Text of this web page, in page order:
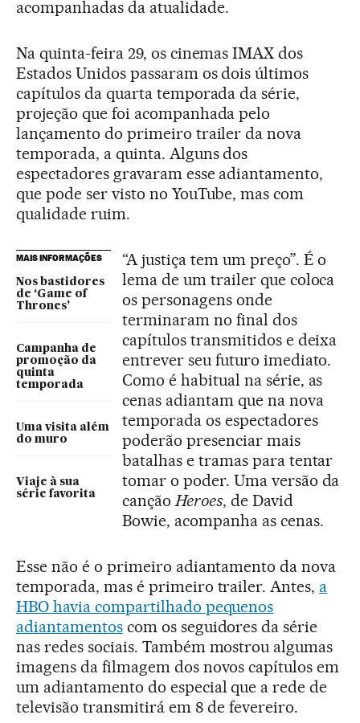
acompanhadas da atualidade.
Na quinta-feira 29, os cinemas IMAX dos
Estados Unidos passaram os dois últimos
capítulos da quarta temporada da série,
projeção que foi acompanhada pelo
lançamento do primeiro trailer da nova
temporada, a quinta. Alguns dos
espectadores gravaram esse adiantamento,
que pode ser visto no YouTube, mas com
qualidade ruim.
MAIS INFORMAÇÕES
Nos bastidores
de ‘Game of
Thrones’
Campanha de
promoção da
quinta
temporada
Uma visita além
do muro
Viaje à sua
série favorita
“A justiça tem um preço”. É o
lema de um trailer que coloca
os personagens onde
terminaram no final dos
capítulos transmitidos e deixa
entrever seu futuro imediato.
Como é habitual na série, as
cenas adiantam que na nova
temporada os espectadores
poderão presenciar mais
batalhas e tramas para tentar
tomar o poder. Uma versão da
cançãoHeroes, de David
Bowie, acompanha as cenas.
Esse não é o primeiro adiantamento da nova
temporada, mas é primeiro trailer. Antes, a
HBO havia compartilhado pequenos
adiantamentoscom os seguidores da série
nas redes sociais. Também mostrou algumas
imagens da filmagem dos novos capítulos em
um adiantamento do especial que a rede de
televisão transmitirá em 8 de fevereiro.